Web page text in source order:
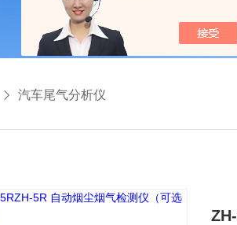
汽车尾气分析仪